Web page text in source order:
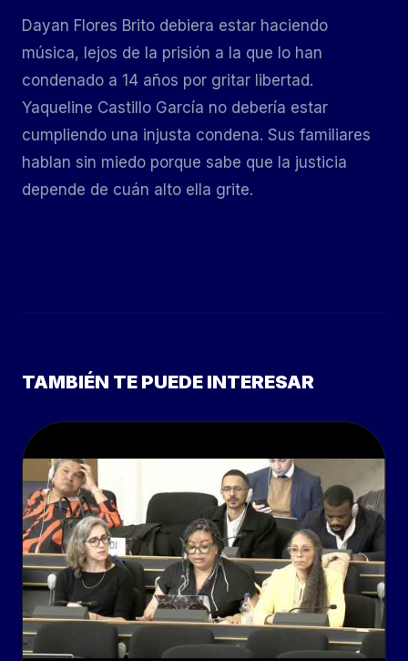
Dayan Flores Brito debiera estar haciendo
música, lejos de la prisión a la que lo han
condenado a 14 años por gritar libertad.
Yaqueline Castillo García no debería estar
cumpliendo una injusta condena. Sus familiares
hablan sin miedo porque sabe que la justicia
depende de cuán alto ella grite.
TAMBIÉN TE PUEDE INTERESAR